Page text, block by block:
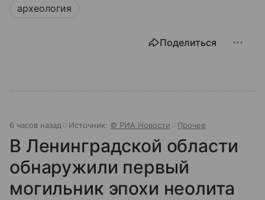
археология
Поделиться
6 часов назад Источник: © РИА Новости Прочее
В Ленинградской области
обнаружили первый
могильник эпохи неолита